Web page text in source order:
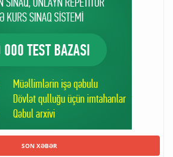
SON XƏBƏR